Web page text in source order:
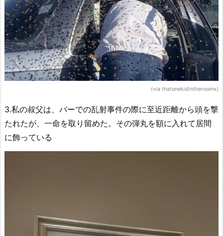
(via thatonekidintheroomx)
3.私の叔父は、バーでの乱射事件の際に至近距離から頭を撃
たれたが、一命を取り留めた。その弾丸を額に入れて居間
に飾っている